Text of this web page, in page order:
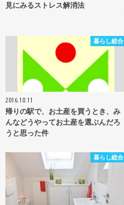
見にみるストレス解消法
暮らし総合
2016.10.11
帰りの駅で、お土産を買うとき、み
んなどうやってお土産を選ぶんだろ
うと思った件
暮らし総合